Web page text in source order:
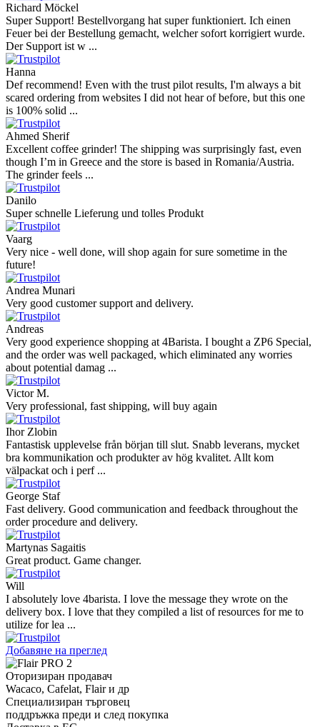
Richard Möckel
Super Support! Bestellvorgang hat super funktioniert. Ich einen
Feuer bei der Bestellung gemacht, welcher sofort korrigiert wurde.
Der Support ist w ...
Hanna
Def recommend! Even with the trust pilot results, I'm always a bit
scared ordering from websites I did not hear of before, but this one
is 100% solid ...
Ahmed Sherif
Excellent coffee grinder! The shipping was surprisingly fast, even
though I’m in Greece and the store is based in Romania/Austria.
The grinder feels ...
Danilo
Super schnelle Lieferung und tolles Produkt
Vaarg
Very nice - well done, will shop again for sure sometime in the
future!
Andrea Munari
Very good customer support and delivery.
Andreas
Very good experience shopping at 4Barista. I bought a ZP6 Special,
and the order was well packaged, which eliminated any worries
about potential damag ...
Victor M.
Very professional, fast shipping, will buy again
Ihor Zlobin
Fantastisk upplevelse från början till slut. Snabb leverans, mycket
bra kommunikation och produkter av hög kvalitet. Allt kom
välpackat och i perf ...
George Staf
Fast delivery. Good communication and feedback throughout the
order procedure and delivery.
Martynas Sagaitis
Great product. Game changer.
Will
I absolutely love 4barista. I love the message they wrote on the
delivery box. I love that they compiled a list of resources for me to
utilize for lea ...
Добавяне на преглед
Оторизиран продавач
Wacaco, Cafelat, Flair и др
Специализиран търговец
поддръжка преди и след покупка